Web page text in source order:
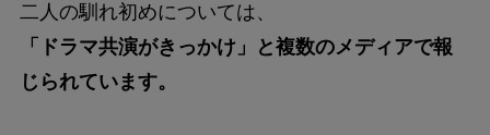
二人の馴れ初めについては、
「ドラマ共演がきっかけ」と複数のメディアで報
じられています。